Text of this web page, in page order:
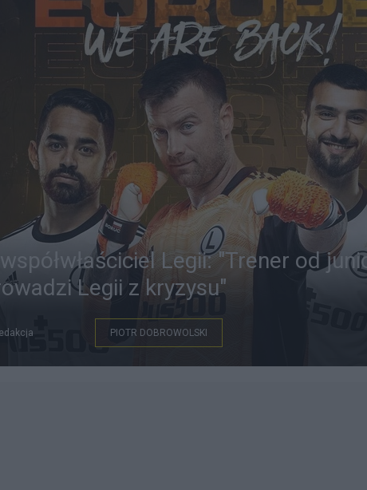
współwłaściciel Legii: "Trener od
Legii z kryzysu"
PIOTR DOBROWOLSKI